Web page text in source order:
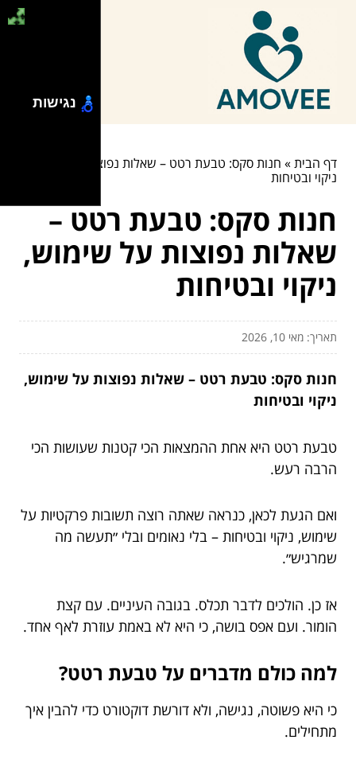
דף הבית» חנות סקס: טבעת רטט – שאלות נפוצות על שימוש,
ניקוי ובטיחות
חנות סקס: טבעת רטט –
שאלות נפוצות על שימוש,
ניקוי ובטיחות
תאריך: מאי 10, 2026
חנות סקס: טבעת רטט – שאלות נפוצות על שימוש,
ניקוי ובטיחות
טבעת רטט היא אחת ההמצאות הכי קטנות שעושות הכי
הרבה רעש.
ואם הגעת לכאן, כנראה שאתה רוצה תשובות פרקטיות על
שימוש, ניקוי ובטיחות – בלי נאומים ובלי ״תעשה מה
שמרגיש״.
אז כן. הולכים לדבר תכלס. בגובה העיניים. עם קצת
הומור. ועם אפס בושה, כי היא לא באמת עוזרת לאף אחד.
למה כולם מדברים על טבעת רטט?
כי היא פשוטה, נגישה, ולא דורשת דוקטורט כדי להבין איך
מתחילים.
נגישות